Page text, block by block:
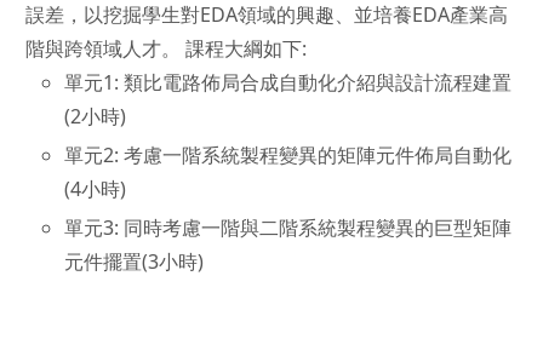
誤差，以挖掘學生對EDA領域的興趣、並培養EDA產業高
階與跨領域人才。 課程大綱如下:
單元1: 類比電路佈局合成自動化介紹與設計流程建置
(2小時)
單元2: 考慮一階系統製程變異的矩陣元件佈局自動化
(4小時)
單元3: 同時考慮一階與二階系統製程變異的巨型矩陣
元件擺置(3小時)